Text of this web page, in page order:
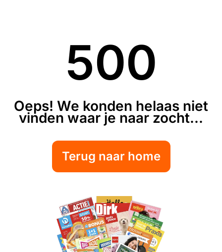
500
Oeps! We konden helaas niet
vinden waar je naar zocht...
Terug naar home